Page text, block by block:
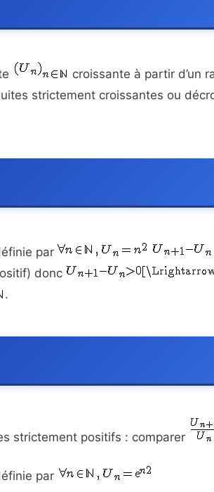
croissante à partir d’un
strictement croissantes ou
par
donc
.
strictement positifs : comparer
par